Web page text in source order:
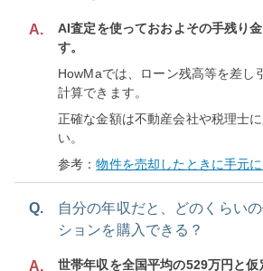
A.
AI査定を使っておおよその手残り
す。
HowMaでは、ローン残高等を差し
計算できます。
正確な金額は不動産会社や税理士
い。
参考：物件を売却したときに手元
Q.
自分の年収だと、どのくらい
ションを購入できる？
A. 世帯年収を全国平均の529万円と仮